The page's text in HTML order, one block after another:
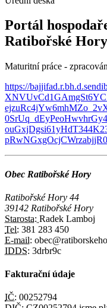
Portál
Ratibořské Hory
Maturitní práce -
https://
Obec Ratibořské Hory
Ratibořské Hory 44
39142 Ratibořské Hory
Starosta: Radek Lamboj
Tel: 381 283 450
E-mail:
IDDS: 3drbr9c
Fakturační údaje
IČ: 00252794